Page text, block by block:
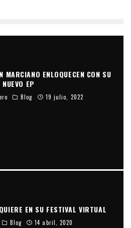
MARCIANO ENLOQUECEN CON SU
NUEVO EP
Blog 19 julio, 2022
EN SU FESTIVAL VIRTUAL
Blog 14 abril, 2020